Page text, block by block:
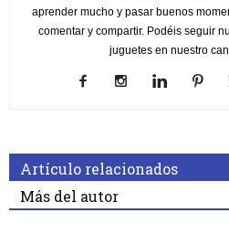
aprender mucho y pasar buenos
comentar y compartir. Podéis seguir
juguetes en nuestro
Artículo relacionados
Más del autor